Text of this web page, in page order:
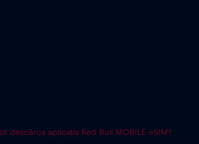
descărca aplicația Red Bull MOBILE eSIM?